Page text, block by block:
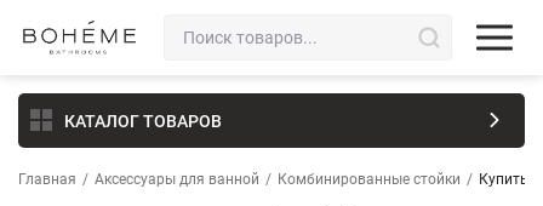
КАТАЛОГ ТОВАРОВ
Главная / Аксессуары для ванной / Комбинированные стойки / Купить